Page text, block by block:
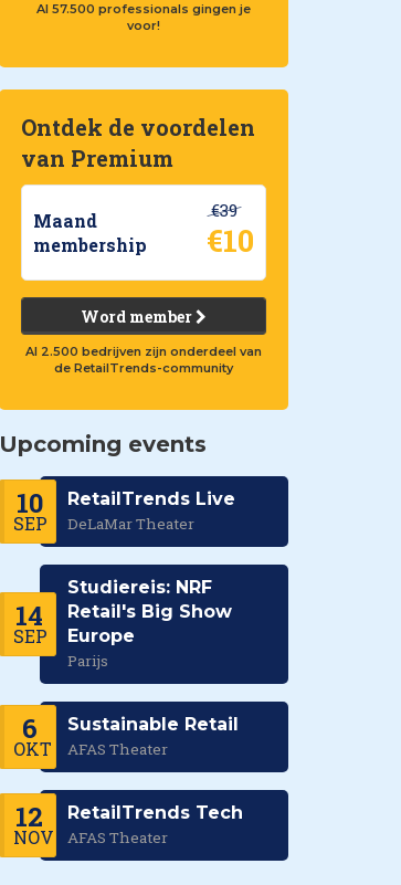
Al 57.500 professionals gingen je
voor!
Ontdek de voordelen
van Premium
Maand
membership
€39
€10
Word member
Al 2.500 bedrijven zijn onderdeel van
de RetailTrends-community
Upcoming events
10
SEP
RetailTrends Live
DeLaMar Theater
14
SEP
Studiereis: NRF
Retail's Big Show
Europe
Parijs
6
OKT
Sustainable Retail
AFAS Theater
12
NOV
RetailTrends Tech
AFAS Theater